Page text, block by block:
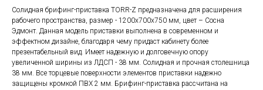
Солидная брифинг-приставка TORR-Z предназначена для расширения
рабочего пространства, размер - 1200х700х750 мм, цвет – Сосна
Эдмонт. Данная модель приставки выполнена в современном и
эффектном дизайне, благодаря чему придаст кабинету более
презентабельный вид. Имеет надежную и долговечную опору
увеличенной ширины из ЛДСП - 38 мм. Солидная и прочная столешница
38 мм. Все торцевые поверхности элементов приставки надежно
защищены кромкой ПВХ 2 мм. Брифинг-приставка рассчитана на